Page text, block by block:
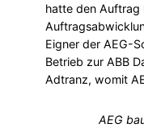
hatte den Auftrag
Eigner der AEG-
Betrieb zur ABB
Adtranz, womit
AEG